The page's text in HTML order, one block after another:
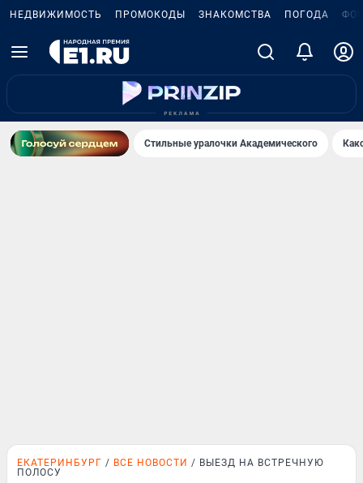
НЕДВИЖИМОСТЬ ПРОМОКОДЫ ЗНАКОМСТВА ПОГОДА
Стильные уралочки Академического
ЕКАТЕРИНБУРГ ВСЕ НОВОСТИ
ВЫЕЗД НА ВСТРЕЧНУЮ
ПОЛОСУ